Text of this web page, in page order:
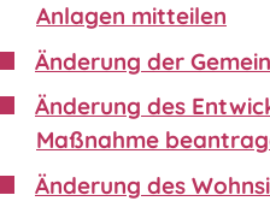
Anlagen mitteilen
Änderung der
Änderung des
Maßnahme
Änderung des